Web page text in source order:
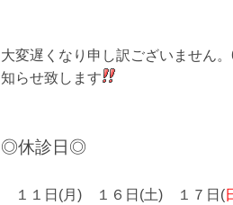
大変遅くなり申し訳ございません
知らせ致します
◎休診日◎
１１日(月) １６日(土) １７日(